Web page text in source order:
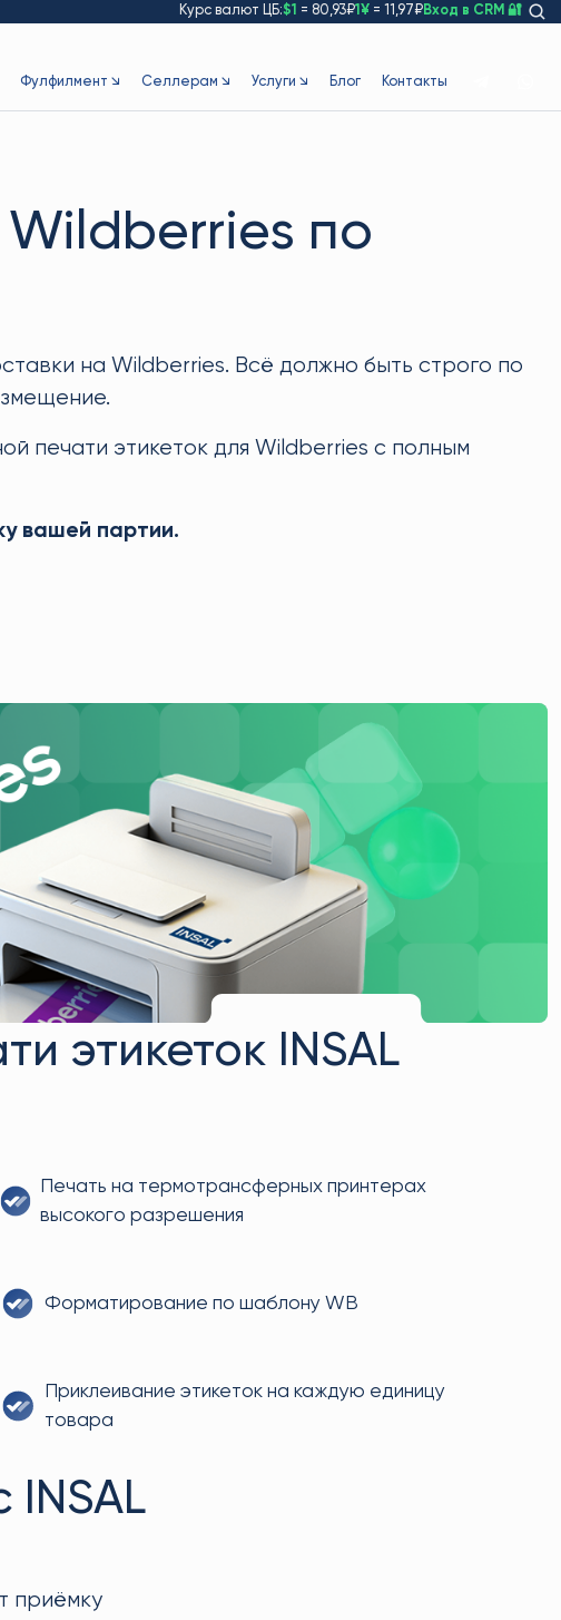
Курс валют ЦБ:$1 = 80,93₽1¥ = 11,97₽Вход в CRM 🔐
Фулфилмент ↘ Селлерам ↘ Услуги ↘ Блог Контакты
Wildberries по
на Wildberries. Всё должно быть строго по
печати этикеток для Wildberries с полным
вашей партии.
этикеток INSAL
Печать на термотрансферных принтерах
высокого разрешения
Форматирование по шаблону WB
Приклеивание этикеток на каждую единицу
товара
приёмку